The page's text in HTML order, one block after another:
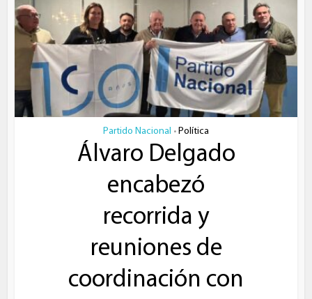
Partido Nacional • Política
Álvaro Delgado
encabezó
recorrida y
reuniones de
coordinación con